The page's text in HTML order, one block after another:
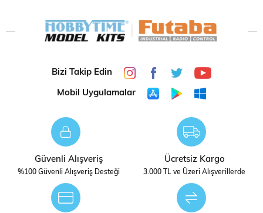
1/32 ÖLÇEK
DURUMUBizi Takip Edin
Mobil Uygulamalar
Güvenli Alışveriş
%100 Güvenli Alışveriş Desteği
Ücretsiz Kargo
3.000 TL ve Üzeri Alışverillerde